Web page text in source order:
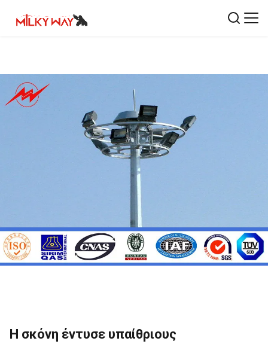
Η σκόνη έντυσε υπαίθριους